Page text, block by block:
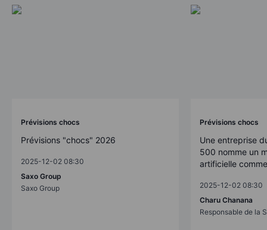
Prévisions chocs
Prévisions "chocs" 2026
2025-12-02 08:30
Saxo Group
Saxo Group
Prévisions chocs
Une entreprise
500 nomme un
artificielle
2025-12-02 08:30
Charu Chanana
Responsable de la